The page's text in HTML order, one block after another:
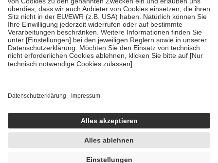
• Kindern und Jugendlichen bis zum vollendeten 18. Lebensjahr
mit Ausnahme der Fahrkosten
• Untersuchungen zur Vorsorge und Früherkennung, die von der
GKV getragen werden
• empfohlenen Schutzimpfungen
• Harn- und Blutteststreifen
getroffen, um sicherzustellen, dass es sich um echte Bewertungen
https://help.etrusted.com/hc/de/articles/4419944605341
Einige Bilder und Inhalte wurden unter Zuhilfenahme künstlicher